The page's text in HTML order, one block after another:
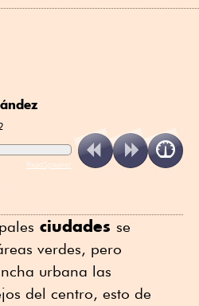
ReadSpeaker
ciudades se
verdes, pero
urbana las
del centro, esto de